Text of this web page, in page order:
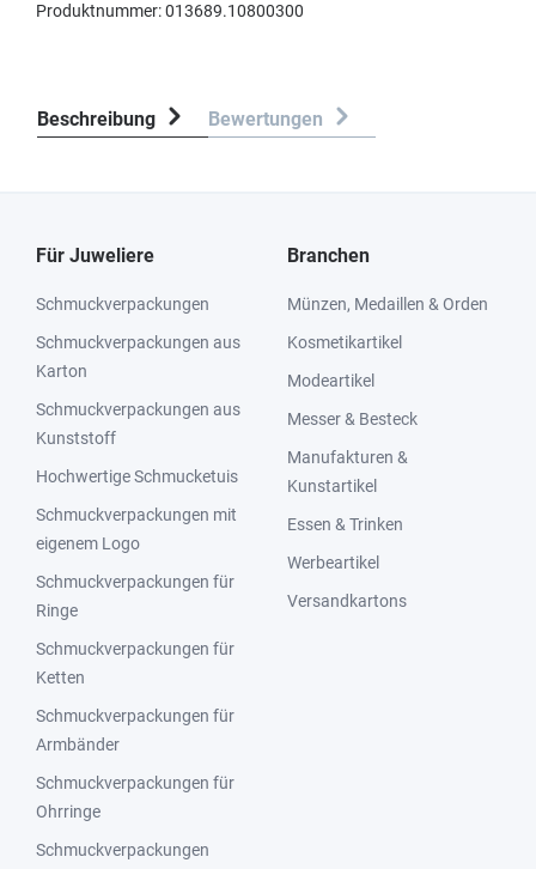
Produktnummer:013689.10800300
Beschreibung Bewertungen
Für Juweliere
Schmuckverpackungen
Schmuckverpackungen aus
Karton
Schmuckverpackungen aus
Kunststoff
Hochwertige Schmucketuis
Schmuckverpackungen mit
eigenem Logo
Schmuckverpackungen für
Ringe
Schmuckverpackungen für
Ketten
Schmuckverpackungen für
Armbänder
Schmuckverpackungen für
Ohrringe
Schmuckverpackungen
Branchen
Münzen, Medaillen & Orden
Kosmetikartikel
Modeartikel
Messer & Besteck
Manufakturen &
Kunstartikel
Essen & Trinken
Werbeartikel
Versandkartons